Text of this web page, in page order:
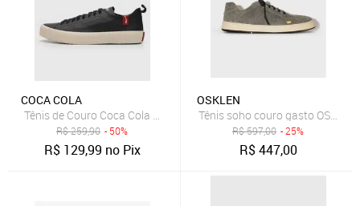
COCA COLA
Tênis de Couro Coca Cola Houston Leather Preto
R$259,90 - 50%
R$ 129,99 no Pix
OSKLEN
Tênis soho couro gasto OSKLEN
R$597,00 - 25%
R$447,00